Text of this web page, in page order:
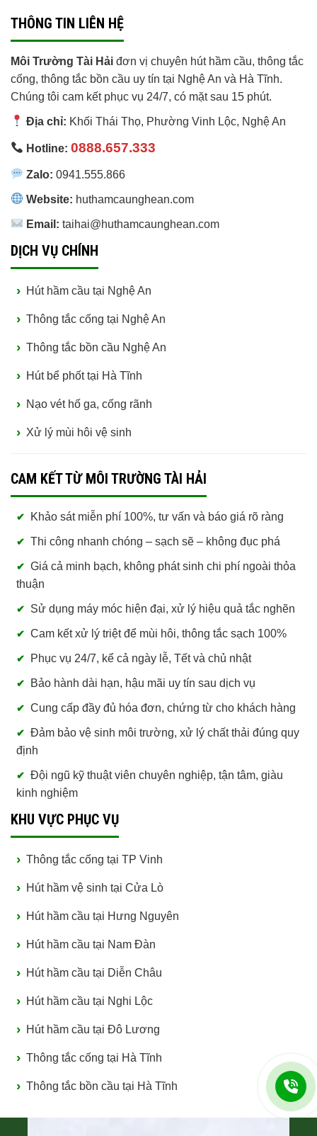
THÔNG TIN LIÊN HỆ
Môi Trường Tài Hải đơn vị chuyên hút hầm cầu, thông tắc
cống, thông tắc bồn cầu uy tín tại Nghệ An và Hà Tĩnh.
Chúng tôi cam kết phục vụ 24/7, có mặt sau 15 phút.
Địa chỉ: Khối Thái Thọ, Phường Vinh Lộc, Nghệ An
Hotline: 0888.657.333
Zalo: 0941.555.866
Website: huthamcaunghean.com
Email: taihai@huthamcaunghean.com
DỊCH VỤ CHÍNH
Hút hầm cầu tại Nghệ An
Thông tắc cống tại Nghệ An
Thông tắc bồn cầu Nghệ An
Hút bể phốt tại Hà Tĩnh
Nạo vét hố ga, cống rãnh
Xử lý mùi hôi vệ sinh
CAM KẾT TỪ MÔI TRƯỜNG TÀI HẢI
Khảo sát miễn phí 100%, tư vấn và báo giá rõ ràng
Thi công nhanh chóng – sạch sẽ – không đục phá
Giá cả minh bạch, không phát sinh chi phí ngoài thỏa
thuận
Sử dụng máy móc hiện đại, xử lý hiệu quả tắc nghẽn
Cam kết xử lý triệt để mùi hôi, thông tắc sạch 100%
Phục vụ 24/7, kể cả ngày lễ, Tết và chủ nhật
Bảo hành dài hạn, hậu mãi uy tín sau dịch vụ
Cung cấp đầy đủ hóa đơn, chứng từ cho khách hàng
Đảm bảo vệ sinh môi trường, xử lý chất thải đúng quy
định
Đội ngũ kỹ thuật viên chuyên nghiệp, tận tâm, giàu
kinh nghiệm
KHU VỰC PHỤC VỤ
Thông tắc cống tại TP Vinh
Hút hầm vệ sinh tại Cửa Lò
Hút hầm cầu tại Hưng Nguyên
Hút hầm cầu tại Nam Đàn
Hút hầm cầu tại Diễn Châu
Hút hầm cầu tại Nghi Lộc
Hút hầm cầu tại Đô Lương
Thông tắc cống tại Hà Tĩnh
Thông tắc bồn cầu tại Hà Tĩnh